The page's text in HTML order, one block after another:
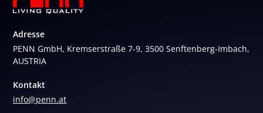
Adresse
PENN GmbH, Kremserstraße 7-9, 3500 Senftenberg-Imbach,
AUSTRIA
Kontakt
info@penn.at